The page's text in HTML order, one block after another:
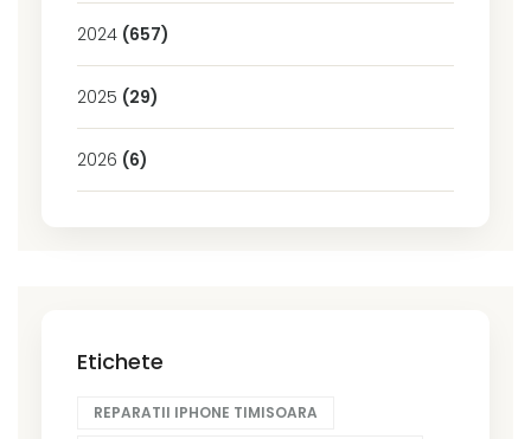
2024 (657)
2025 (29)
2026 (6)
Etichete
REPARATII IPHONE TIMISOARA